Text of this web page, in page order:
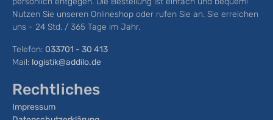
Nutzen Sie unseren Onlineshop oder rufen Sie an. Sie erreichen
uns - 24 Std. / 365 Tage im Jahr.
Telefon: 033701 - 30 413
Mail: logistik@addilo.de
Rechtliches
Impressum